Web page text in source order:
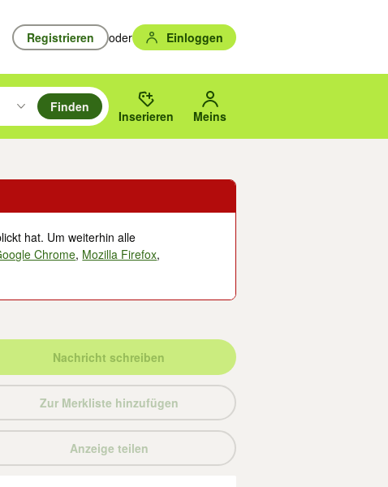
Registrieren oder Einloggen
durchsuchen und mit Eingabetaste auswählen.
um zu suchen, oder Vorschläge mit den Pfeiltasten nach oben/
des gewählten Orts oder PLZ.
Finden
Inserieren Meins
hat. Um weiterhin alle
Chrome, Mozilla Firefox,
Nachricht schreiben
Zur Merkliste hinzufügen
Anzeige teilen